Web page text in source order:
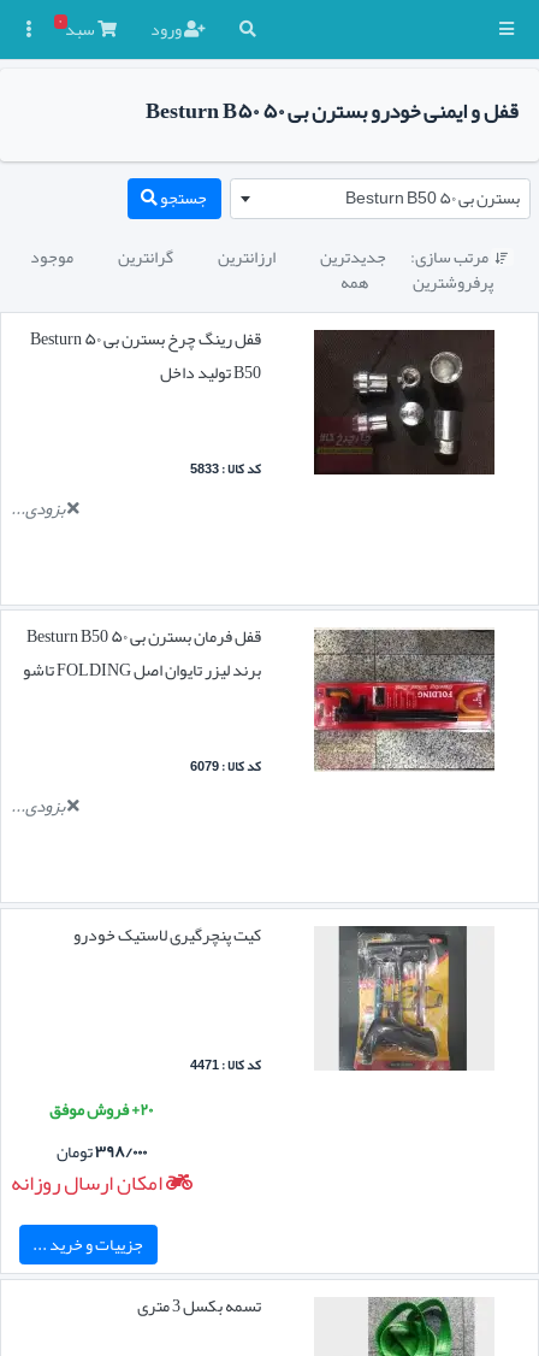
ورود سبد۰
قفل و ایمنی خودرو بسترن بی ۵۰ Besturn B۵۰
بسترن بی ۵۰ Besturn B50 جستجو
 مرتب سازی: جدیدترین ارزانترین گرانترین موجود
پرفروشترین
همه
قفل رینگ چرخ بسترن بی ۵۰ Besturn
B50 تولید داخل
کد کالا : 5833
بزودی...
قفل فرمان بسترن بی ۵۰ Besturn B50
برند لیزر تایوان اصل FOLDING تاشو
کد کالا : 6079
بزودی...
کیت پنچرگیری لاستیک خودرو
کد کالا : 4471
۲۰+ فروش موفق
۳۹۸/۰۰۰تومان
امکان ارسال روزانه
جزییات و خرید ...
تسمه بکسل 3 متری